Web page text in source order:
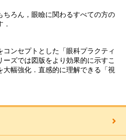
ちろん，眼瞼に関わるすべての方の
コンセプトとした「眼科プラクティ
ズでは図版をより効果的に示すこ
大幅強化．直感的に理解できる「視